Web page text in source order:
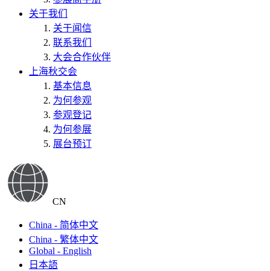
关于我们
关于闻信
联系我们
大会合作伙伴
上海秋交会
基本信息
为何参观
参观登记
为何参展
展台预订
CN
China - 简体中文
China - 繁体中文
Global - English
日本語